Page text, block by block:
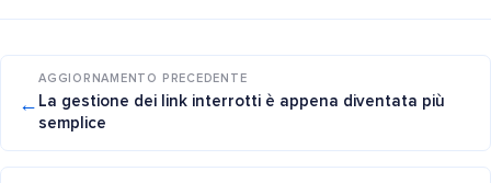
←
AGGIORNAMENTO PRECEDENTE
La gestione dei link interrotti è appena diventata più
semplice